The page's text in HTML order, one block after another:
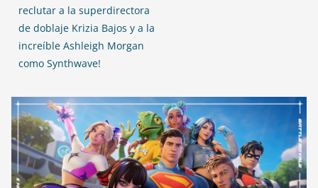
reclutar a la superdirectora
de doblaje Krizia Bajos y a la
increíble Ashleigh Morgan
como Synthwave!